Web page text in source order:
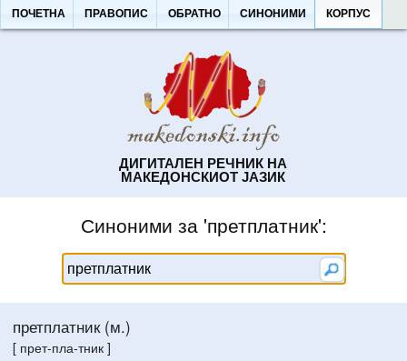
ДИГИТАЛЕН РЕЧНИК НА
МАКЕДОНСКИОТ ЈАЗИК
ПОЧЕТНА ПРАВОПИС ОБРАТНО СИНОНИМИ КОРПУС
Синоними за 'претплатник':
претплатник (м.)
[ прет-пла-тник ]